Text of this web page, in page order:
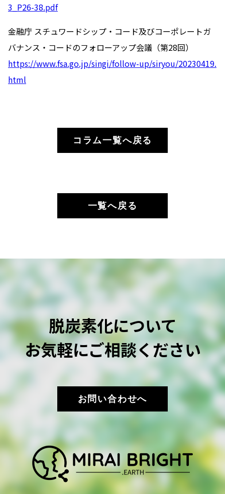
3_P26-38.pdf
金融庁 スチュワードシップ・コード及びコーポレートガ
バナンス・コードのフォローアップ会議（第28回）
https://www.fsa.go.jp/singi/follow-up/siryou/20230419.
html
コラム一覧へ戻る
一覧へ戻る
脱炭素化について
お気軽にご相談ください
お問い合わせへ